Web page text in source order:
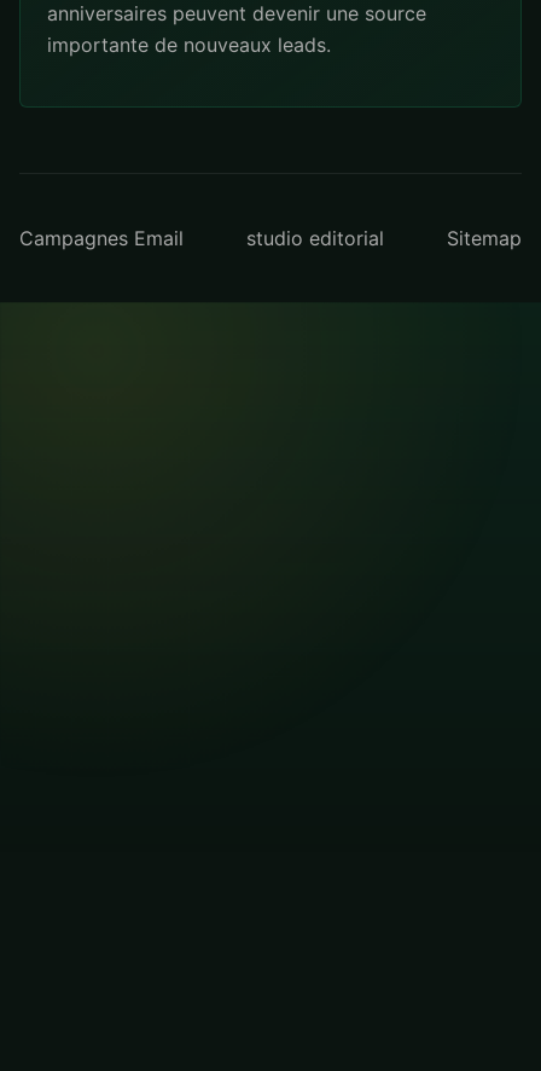
anniversaires peuvent devenir une source
importante de nouveaux leads.
Campagnes Email studio editorial Sitemap